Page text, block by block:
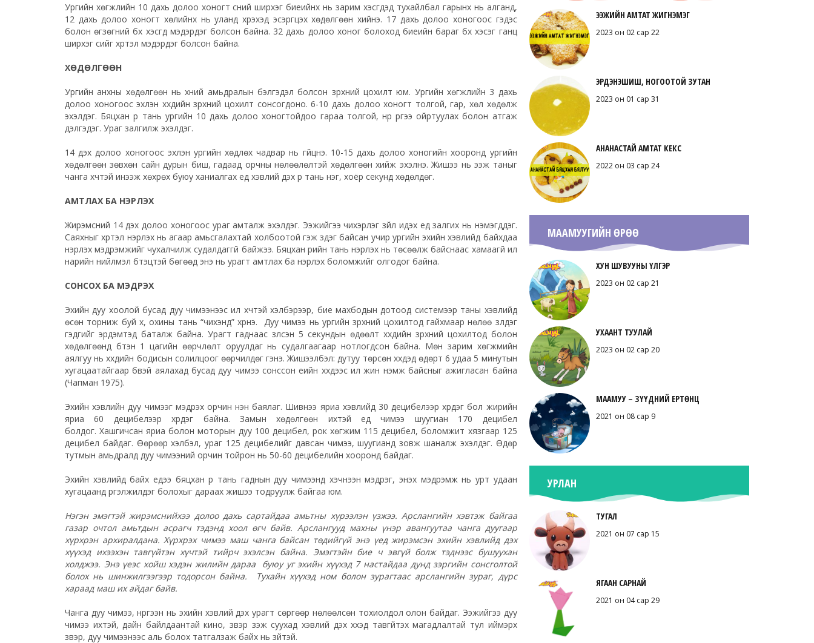
Ургийн хөгжлийн 10 дахь долоо хоногт үсний ширхэг биеийнх нь зарим хэсгүүдэд тухайлбал гарынх нь алганд,
12 дахь долоо хоногт хөлийнх нь уланд хүрэхэд эсэргүүцэх хөдөлгөөн хийнэ. 17 дахь долоо хоногоос гэдэс
болонөгзөгний бүх хэсгүүд мэдэрдэг болсон байна. 32 дахь долоо хоног болоход биеийн бараг бүх хэсэг ганц
ширхэг үсийг хүртэл мэдэрдэг болсон байна.
ХӨДӨЛГӨӨН
Ургийн анхны хөдөлгөөн нь хүний амьдралын бэлгэдэл болсон зүрхний цохилт юм. Ургийн хөгжлийн 3 дахь
долоо хоногоос эхлэн хүүхдийн зүрхний цохилт сонсогдоно. 6-10 дахь долоо хоногт толгой, гар, хөл хөдөлж
эхэлдэг. Бяцхан үр тань ургийн 10 дахь долоохоногтойдоо гараа толгой, нүүррүүгээ ойртуулах болон атгаж
дэлгэдэг. Ураг залгилж эхэлдэг.
14 дэх долоо хоногоос эхлэн ургийн хөдлөх чадвар нь гүйцнэ. 10-15 дахь долоо хоногийн хооронд ургийн
хөдөлгөөн зөвхөн сайн дурын биш, гадаад орчны нөлөөлөлтэй хөдөлгөөн хийж эхэлнэ. Жишээ нь ээж таныг
чанга хүчтэй инээж хөхрөх буюу ханиалгах үед хэвлий дэх үр тань нэг, хоёр секунд хөдөлдөг.
АМТЛАХ БА ҮНЭРЛЭХ
Жирэмсний 14 дэх долоо хоногоос ураг амталж эхэлдэг. Ээжийгээ чихэрлэг зүйл идэх үед залгих нь нэмэгддэг.
Саяхныг хүртэл үнэрлэх нь агаар амьсгалахтай холбоотой гэж үздэг байсан учир ургийн эхийн хэвлийд байхдаа
үнэрлэх мэдрэмжийг чухалчилж судалдаггүй байжээ. Бяцхан үрийн тань үнэрлэх нь төсөөлж байснаас хамаагүй илүү
нарийн нийлмэл бүтэцтэй бөгөөд энэ нь урагт амтлах ба үнэрлэх боломжийг олгодог байна.
СОНСОХ БА МЭДРЭХ
Эхийн дуу хоолой бусад дуу чимээнээс илүү хүчтэй хэлбэрээр, бие махбодын дотоод системээр таны хэвлийд
өсөн торниж буй хүү, охины тань “чихэнд” хүрнэ. Дуу чимээ нь ургийн зүрхний цохилтод гайхмаар нөлөө үзүүлдэг
гэдгийг эрдэмтэд баталж байна. Урагт гаднаас үзүүлсэн 5 секундын өдөөлт хүүхдийн зүрхний цохилтод болон
хөдөлгөөнд бүтэн 1 цагийн өөрчлөлт оруулдаг нь судалгаагаар нотлогдсон байна. Мөн зарим хөгжмийн
аялгуу нь хүүхдийн бодисын солилцоог өөрчилдөг гэнэ. Жишээлбэл: дутуу төрсөн хүүхдэд өдөрт 6 удаа 5 минутын
хугацаатайгаар бүүвэй аялахад бусад дуу чимээ сонссон үеийн хүүхдээс илүү жин нэмж байсныг ажигласан байна
(Чапман 1975).
Эхийн хэвлийн дуу чимээг мэдрэх орчин нэн баялаг. Шивнээ яриа хэвлийд 30 децибелээр хүрдэг бол жирийн
яриа 60 децибелээр хүрдэг байна. Замын хөдөлгөөн ихтэй үед чимээ шуугиан 170 децибел
болдог.Хашгичсан яриа болон моторын дуу 100 децибел, рок хөгжим 115 децибел, боломжит хязгаар 125
децибел байдаг. Өөрөөр хэлбэл, ураг 125 децибелийг давсан чимээ, шуугианд зовж шаналж эхэлдэг. Өдөр
тутмын амьдралд дуу чимээний орчин тойрон нь 50-60 децибелийн хооронд байдаг.
Эхийн хэвлийд байх үедээ бяцхан үр тань гаднын дуу чимээнд хэчнээн мэдрэг, энэхүү мэдрэмж нь урт удаан
хугацаанд үргэлжилдэг болохыг дараах жишээ тодруулж байгаа юм.
Нэгэн эмэгтэй жирэмснийхээдолоо дахь сартайдаа амьтны хүрээлэн үзжээ. Арслангийн хэвтэж байгаа
газар очтол амьтдын асрагч тэдэнд хоол өгч байв. Арслангууд махны үнэр авангуутаа чанга дуугаар
хүрхрэн архиралдана. Хүрхрэх чимээ маш чанга байсан төдийгүй энэ үед жирэмсэн эхийн хэвлийд дэх
хүүхэд ихээхэн тавгүйтэн хүчтэй тийрч эхэлсэн байна. Эмэгтэйн бие ч эвгүй болж тэднээс бушуухан
холджээ. Энэ үеэс хойш хэдэн жилийн дараа буюу уг эхийн хүүхэд 7 настайдаа дунд зэргийн сонсголтой
болох нь шинжилгээгээр тодорсон байна. Тухайн хүүхэд ном болон зурагтаас арслангийн зураг, дүрс
хараад маш их айдаг байв.
Чанга дуу чимээ, нүргээн нь эхийн хэвлий дэх урагт сөргөөр нөлөөлсөн тохиолдол олон байдаг. Ээжийгээ дуу
чимээ ихтэй, дайн байлдаантай кино, үзвэр үзэж суухад хэвлий дэх хүүхэд тавгүйтэх магадлалтай тул иймэрхүү
үзвэр, дуу чимээнээс аль болох татгалзаж байх нь зүйтэй.
ЭЭЖИЙН АМТАТ ЖИГНЭМЭГ
2023 он 02 сар 22
ЭРДЭНЭШИШ, НОГООТОЙ ЗУТАН
2023 он 01 сар 31
АНАНАСТАЙ АМТАТ КЕКС
2022 он 03 сар 24
МААМУУГИЙН ӨРӨӨ
ХУН ШУВУУНЫ ҮЛГЭР
2023 он 02 сар 21
УХААНТ ТУУЛАЙ
2023 он 02 сар 20
МААМУУ – ЗҮҮДНИЙ ЕРТӨНЦ
2021 он 08 сар 9
УРЛАН
ТУГАЛ
2021 он 07 сар 15
ЯГААН САРНАЙ
2021 он 04 сар 29